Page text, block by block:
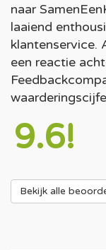
naar
laaiend
klantenservice.
een reactie
9.6!
Bekijk alle